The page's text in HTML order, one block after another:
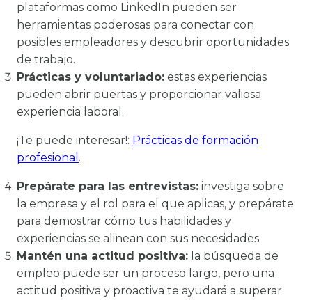
plataformas como LinkedIn pueden ser
herramientas poderosas para conectar con
posibles empleadores y descubrir oportunidades
de trabajo.
Prácticas y voluntariado: estas experiencias
pueden abrir puertas y proporcionar valiosa
experiencia laboral.
¡Te puede interesar!: Prácticas de formación
profesional .
Prepárate para las entrevistas: investiga sobre
la empresa y el rol para el que aplicas, y prepárate
para demostrar cómo tus habilidades y
experiencias se alinean con sus necesidades.
Mantén una actitud positiva: la búsqueda de
empleo puede ser un proceso largo, pero una
actitud positiva y proactiva te ayudará a superar